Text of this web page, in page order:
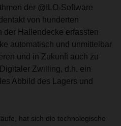
der @ILO-Software
von hunderten
der Hallendecke erfassten
automatisch und unmittelbar
und in Zukunft auch zu
Zwilling, d.h. ein
Abbild des Lagers und
hat sich die technologische